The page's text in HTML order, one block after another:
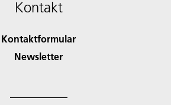
Kontakt
Kontaktformular
Newsletter